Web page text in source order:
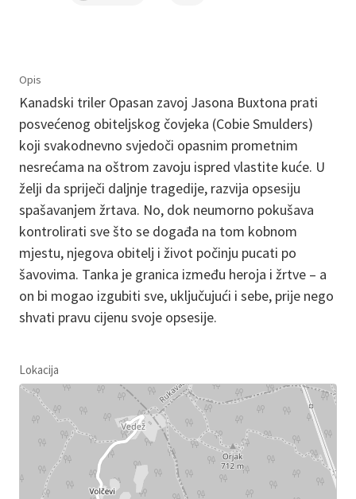
Opis
Kanadski triler Opasan zavoj Jasona Buxtona prati
posvećenog obiteljskog čovjeka (Cobie Smulders)
koji svakodnevno svjedoči opasnim prometnim
nesrećama na oštrom zavoju ispred vlastite kuće. U
želji da spriječi daljnje tragedije, razvija opsesiju
spašavanjem žrtava. No, dok neumorno pokušava
kontrolirati sve što se događa na tom kobnom
mjestu, njegova obitelj i život počinju pucati po
šavovima. Tanka je granica između heroja i žrtve – a
on bi mogao izgubiti sve, uključujući i sebe, prije nego
shvati pravu cijenu svoje opsesije.
Lokacija